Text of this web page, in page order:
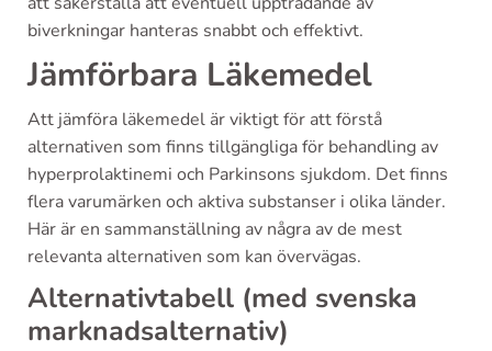
biverkningar hanteras snabbt och effektivt.
Jämförbara Läkemedel
Att jämföra läkemedel är viktigt för att förstå
alternativen som finns tillgängliga för behandling av
hyperprolaktinemi och Parkinsons sjukdom. Det finns
flera varumärken och aktiva substanser i olika länder.
Här är en sammanställning av några av de mest
relevanta alternativen som kan övervägas.
Alternativtabell (med svenska
marknadsalternativ)